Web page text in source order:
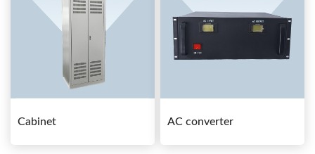
Cabinet AC converter